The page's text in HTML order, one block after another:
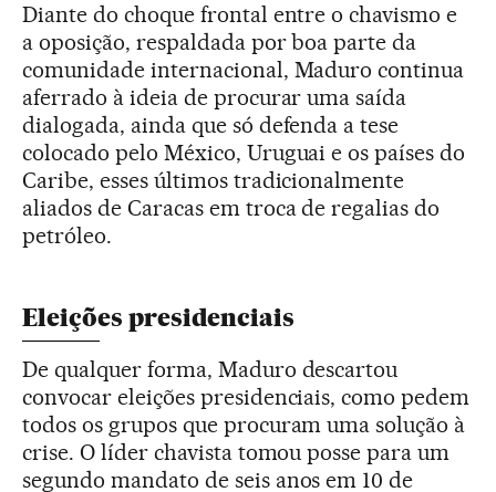
Diante do choque frontal entre o chavismo e
a oposição, respaldada por boa parte da
comunidade internacional, Maduro continua
aferrado à ideia de procurar uma saída
dialogada, ainda que só defenda a tese
colocado pelo México, Uruguai e os países do
Caribe, esses últimos tradicionalmente
aliados de Caracas em troca de regalias do
petróleo.
Eleições presidenciais
De qualquer forma, Maduro descartou
convocar eleições presidenciais, como pedem
todos os grupos que procuram uma solução à
crise. O líder chavista tomou posse para um
segundo mandato de seis anos em 10 de